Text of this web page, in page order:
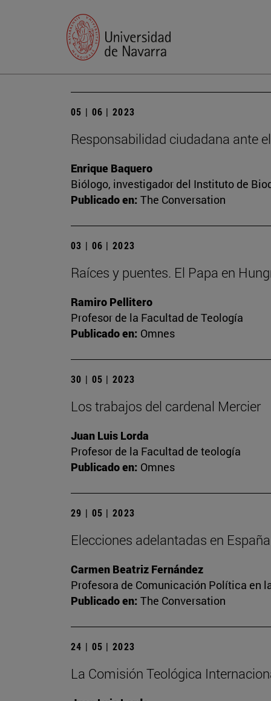
05 | 06 | 2023
Responsabilidad ciudadana ante
Enrique Baquero
Biólogo, investigador del Instituto de
Publicado en: The Conversation
03 | 06 | 2023
Raíces y puentes. El Papa en
Ramiro Pellitero
Profesor de la Facultad de Teología
Publicado en: Omnes
30 | 05 | 2023
Los trabajos del cardenal Mercier
Juan Luis Lorda
Profesor de la Facultad de teología
Publicado en: Omnes
29 | 05 | 2023
Elecciones adelantadas en
Carmen Beatriz Fernández
Profesora de Comunicación Política en
Publicado en: The Conversation
24 | 05 | 2023
La Comisión Teológica